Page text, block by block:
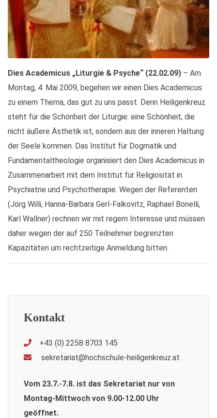
Dies Academicus „Liturgie & Psyche“ (22.02.09) – Am
Montag, 4. Mai 2009, begehen wir einen Dies Academicus
zu einem Thema, das gut zu uns passt. Denn Heiligenkreuz
steht für die Schönheit der Liturgie: eine Schönheit, die
nicht äußere Ästhetik ist, sondern aus der inneren Haltung
der Seele kommen. Das Institut für Dogmatik und
Fundamentaltheologie organisiert den Dies Academicus in
Zusammenarbeit mit dem Institut für Religiosität in
Psychiatrie und Psychotherapie. Wegen der Referenten
(Jörg Willi, Hanna-Barbara Gerl-Falkovitz, Raphael Bonelli,
Karl Wallner) rechnen wir mit regem Interesse und müssen
daher wegen der auf 250 Teilnehmer begrenzten
Kapazitäten um rechtzeitige Anmeldung bitten.
Kontakt
+43 (0) 2258 8703 145
sekretariat@hochschule-heiligenkreuz.at
Vom 23.7.-7.8. ist das Sekretariat nur von
Montag-Mittwoch von 9.00-12.00 Uhr
geöffnet.